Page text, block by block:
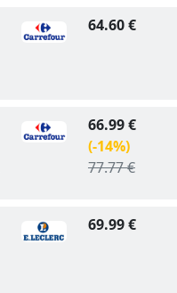
64.60 €
66.99 €
(-14%)
77.77 €
69.99 €